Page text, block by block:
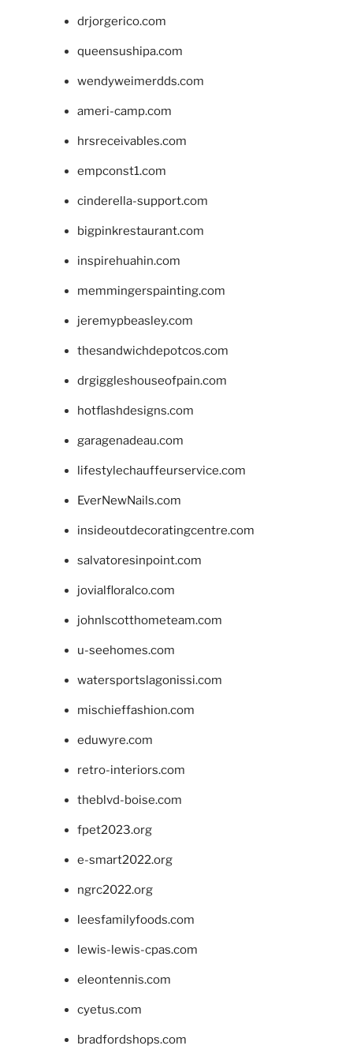
drjorgerico.com
queensushipa.com
wendyweimerdds.com
ameri-camp.com
hrsreceivables.com
empconst1.com
cinderella-support.com
bigpinkrestaurant.com
inspirehuahin.com
memmingerspainting.com
jeremypbeasley.com
thesandwichdepotcos.com
drgiggleshouseofpain.com
hotflashdesigns.com
garagenadeau.com
lifestylechauffeurservice.com
EverNewNails.com
insideoutdecoratingcentre.com
salvatoresinpoint.com
jovialfloralco.com
johnlscotthometeam.com
u-seehomes.com
watersportslagonissi.com
mischieffashion.com
eduwyre.com
retro-interiors.com
theblvd-boise.com
fpet2023.org
e-smart2022.org
ngrc2022.org
leesfamilyfoods.com
lewis-lewis-cpas.com
eleontennis.com
cyetus.com
bradfordshops.com